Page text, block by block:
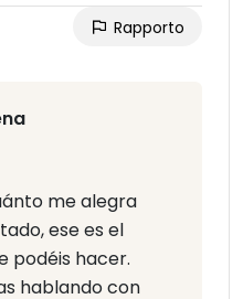
Rapporto
me alegra
ese es el
podéis hacer.
hablando con